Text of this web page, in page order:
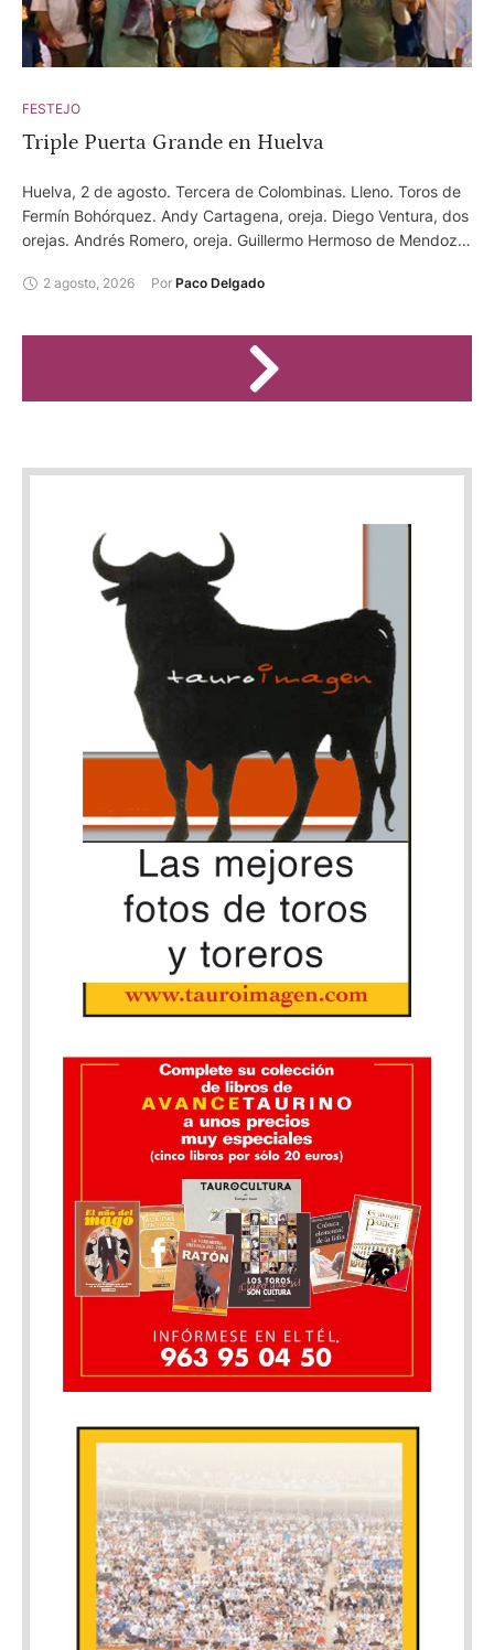
FESTEJO
Triple Puerta Grande en Huelva
Huelva, 2 de agosto. Tercera de Colombinas. Lleno. Toros de
Fermín Bohórquez. Andy Cartagena, oreja. Diego Ventura, dos
orejas. Andrés Romero, oreja. Guillermo Hermoso de Mendoza,
dos orejas.
2 agosto, 2026 Por Paco Delgado